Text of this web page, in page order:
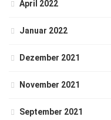
April 2022
Januar 2022
Dezember 2021
November 2021
September 2021